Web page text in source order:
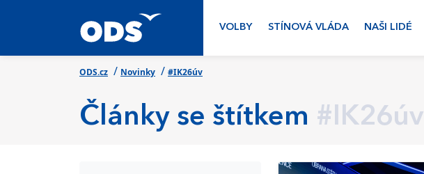
VOLBY STÍNOVÁ VLÁDA NAŠI LIDÉ
ODS.cz / Novinky / #IK26úv
Články se štítkem #IK26úv